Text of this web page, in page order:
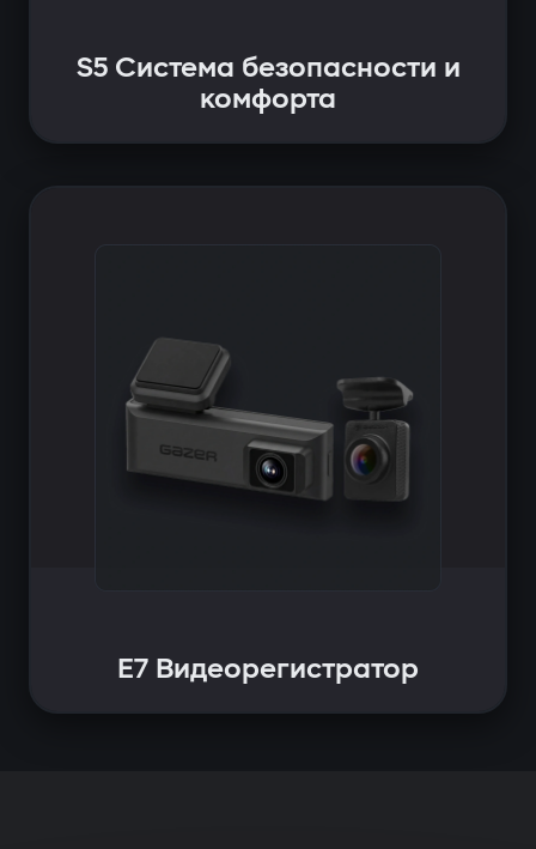
S5 Система безопасности и
комфорта
E7 Видеорегистратор